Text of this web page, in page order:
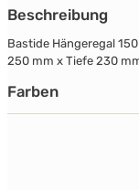
Beschreibung
Bastide Hängeregal
250 mm x Tiefe 230
Farben